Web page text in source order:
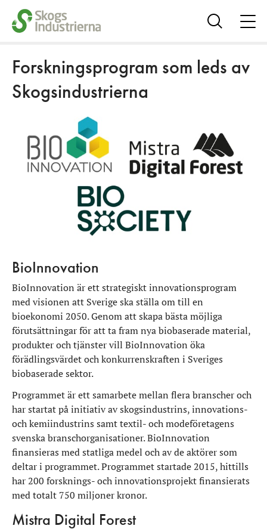
Visa
Forskningsprogram som leds av
Skogsindustrierna
BioInnovation
BioInnovation är ett strategiskt innovationsprogram
med visionen att Sverige ska ställa om till en
bioekonomi 2050. Genom att skapa bästa möjliga
förutsättningar för att ta fram nya biobaserade material,
produkter och tjänster vill BioInnovation öka
förädlingsvärdet och konkurrenskraften i Sveriges
biobaserade sektor.
Programmet är ett samarbete mellan flera branscher och
har startat på initiativ av skogsindustrins, innovations-
och kemiindustrins samt textil- och modeföretagens
svenska branschorganisationer. BioInnovation
finansieras med statliga medel och av de aktörer som
deltar i programmet. Programmet startade 2015, hittills
har 200 forsknings- och innovationsprojekt finansierats
med totalt 750 miljoner kronor.
Mistra Digital Forest